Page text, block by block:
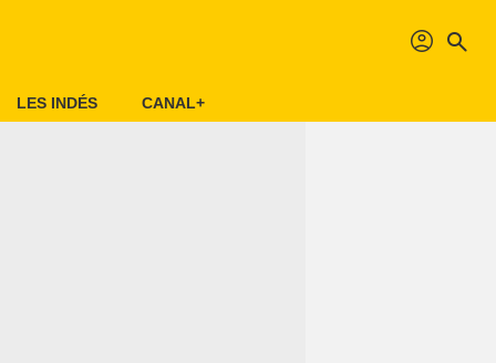
profil search
LES INDÉS CANAL+